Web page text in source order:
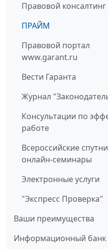
Правовой консалтинг
ПРАЙМ
Правовой портал
www.garant.ru
Вести Гаранта
Журнал
Консультации по
работе
Всероссийские
онлайн-семинары
Электронные услуги
"Экспресс Проверка"
Ваши преимущества
Информационный банк